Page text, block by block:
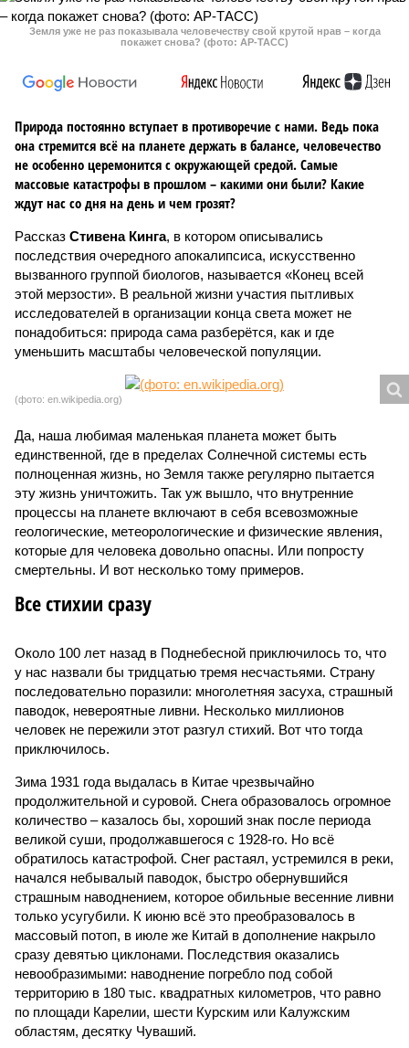
Земля уже не раз показывала человечеству свой крутой нрав – когда
покажет снова? (фото: АР-ТАСС)
Природа постоянно вступает в противоречие с нами. Ведь пока
она стремится всё на планете держать в балансе, человечество
не особенно церемонится с окружающей средой. Самые
массовые катастрофы в прошлом – какими они были? Какие
ждут нас со дня на день и чем грозят?
Рассказ Стивена Кинга, в котором описывались
последствия очередного апокалипсиса, искусственно
вызванного группой биологов, называется «Конец всей
этой мерзости». В реальной жизни участия пытливых
исследователей в организации конца света может не
понадобиться: природа сама разберётся, как и где
уменьшить масштабы человеческой популяции.
(фото: en.wikipedia.org)
Да, наша любимая маленькая планета может быть
единственной, где в пределах Солнечной системы есть
полноценная жизнь, но Земля также регулярно пытается
эту жизнь уничтожить. Так уж вышло, что внутренние
процессы на планете включают в себя всевозможные
геологические, метеорологические и физические явления,
которые для человека довольно опасны. Или попросту
смертельны. И вот несколько тому примеров.
Все стихии сразу
Около 100 лет назад в Поднебесной приключилось то, что
у нас назвали бы тридцатью тремя несчастьями. Страну
последовательно поразили: многолетняя засуха, страшный
паводок, невероятные ливни. Несколько миллионов
человек не пережили этот разгул стихий. Вот что тогда
приключилось.
Зима 1931 года выдалась в Китае чрезвычайно
продолжительной и суровой. Снега образовалось огромное
количество – казалось бы, хороший знак после периода
великой суши, продолжавшегося с 1928-го. Но всё
обратилось катастрофой. Снег растаял, устремился в реки,
начался небывалый паводок, быстро обернувшийся
страшным наводнением, которое обильные весенние ливни
только усугубили. К июню всё это преобразовалось в
массовый потоп, в июле же Китай в дополнение накрыло
сразу девятью циклонами. Последствия оказались
невообразимыми: наводнение погребло под собой
территорию в 180 тыс. квадратных километров, что равно
по площади Карелии, шести Курским или Калужским
областям, десятку Чуваший.